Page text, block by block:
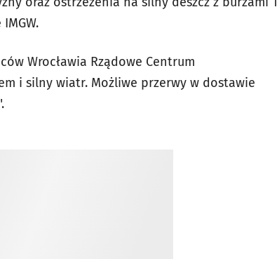
Wrocławia Rządowe Centrum
i silny wiatr. Możliwe przerwy w dostawie